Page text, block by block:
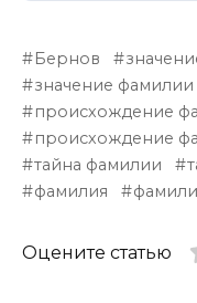
Бернов
значение
происхождение
происхождение
тайна фамилии
фамилия
Оцените статью